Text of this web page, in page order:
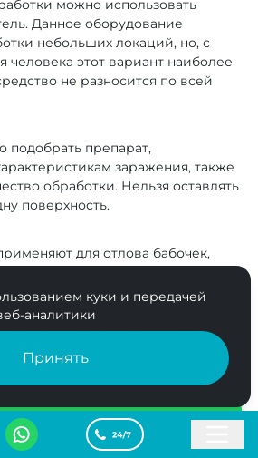
можно использовать
Данное оборудование
небольших локаций, но, с
человека этот вариант наиболее
не разносится по всей
подобрать препарат,
заражения, также
обработки. Нельзя оставлять
поверхность.
для отлова бабочек,
основным средством
нужны для осуществления
Самое важное, что
вывести самок способных
Ответим на все вопросы
куки и передачей
аналитики
Принять